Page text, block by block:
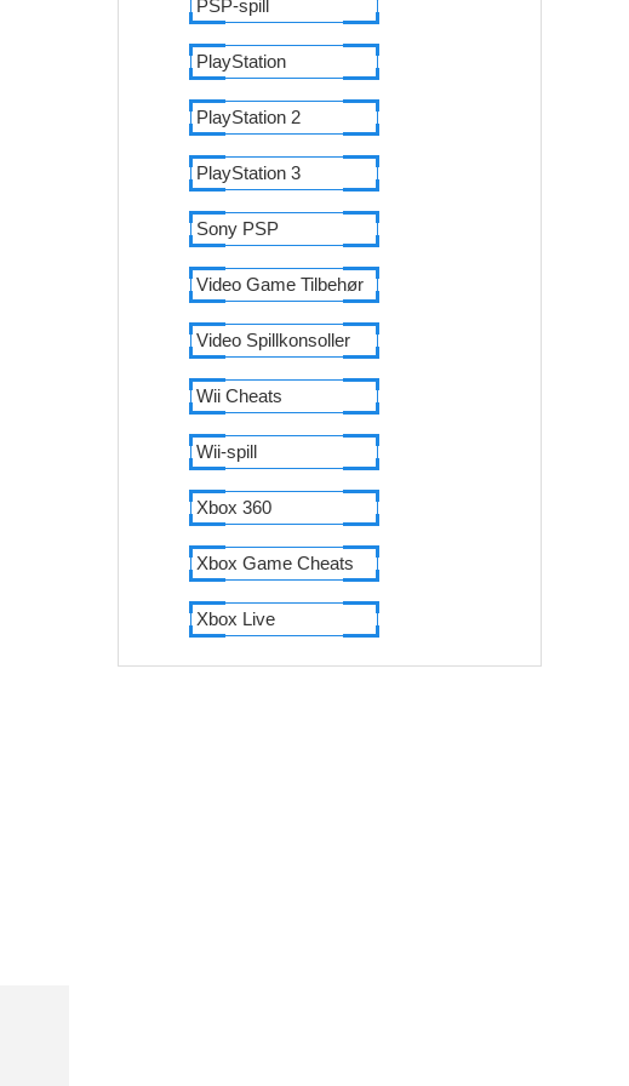
PSP-spill
PlayStation
PlayStation 2
PlayStation 3
Sony PSP
Video Game Tilbehør
Video Spillkonsoller
Wii Cheats
Wii-spill
Xbox 360
Xbox Game Cheats
Xbox Live